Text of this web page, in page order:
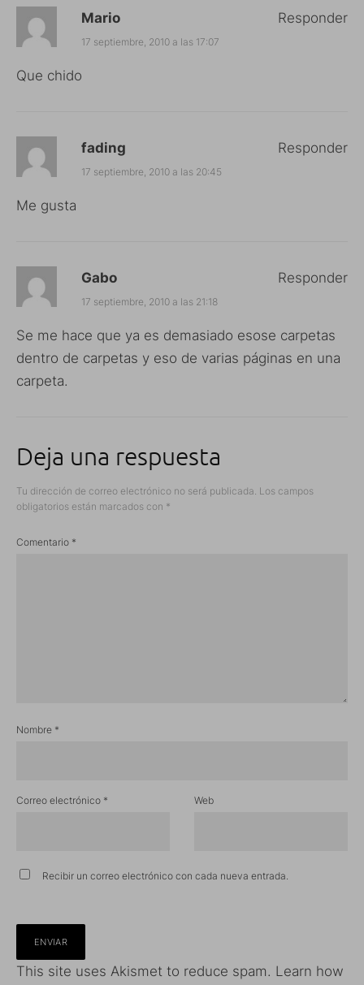
Mario
17 septiembre, 2010 a las 17:07
Que chido
Responder
fading
17 septiembre, 2010 a las 20:45
Me gusta
Responder
Gabo
17 septiembre, 2010 a las 21:18
Se me hace que ya es demasiado esose carpetas
dentro de carpetas y eso de varias páginas en una
carpeta.
Responder
Deja una respuesta
Tu dirección de correo electrónico no será publicada. Los campos
obligatorios están marcados con *
Comentario *
Nombre *
Correo electrónico * Web
Recibir un correo electrónico con cada nueva entrada.
This site uses Akismet to reduce spam. Learn how